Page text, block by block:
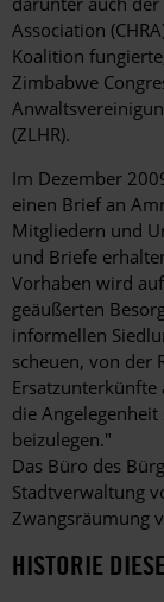
Association
Koalition
Zimbabwe
(ZLHR).
Im Dezember
einen Brief an
Mitgliedern und
und Briefe
Vorhaben wird
geäußerten
informellen
scheuen, von der
Ersatzunterkünfte
die
beizulegen."
Das Büro des
Stadtverwaltung
Zwangsräumung
HISTORIE